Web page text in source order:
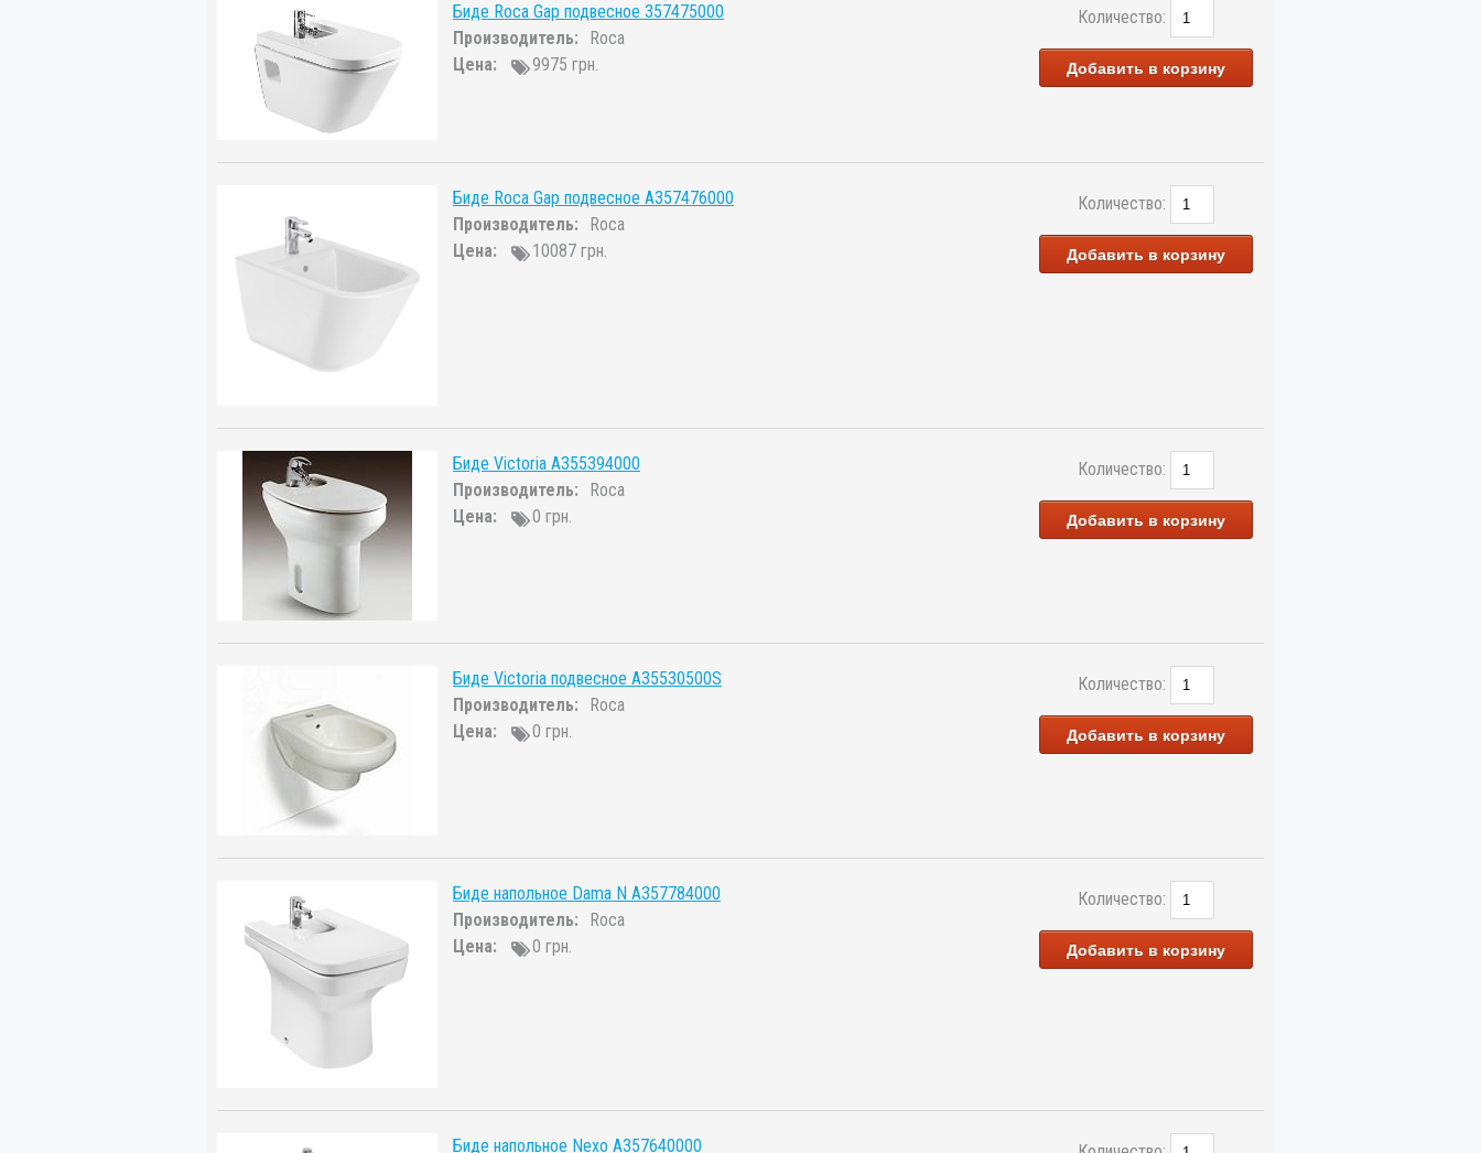
Биде Roca Gap подвесное 357475000
Производитель:
Roca
Цена:
9975 грн.
Количество:
Добавить в корзину
Биде Roca Gap подвесное A357476000
Производитель:
Roca
Цена:
10087 грн.
Количество:
Добавить в корзину
Биде Victoria A355394000
Производитель:
Roca
Цена:
0 грн.
Количество:
Добавить в корзину
Биде Victoria подвесное A35530500S
Производитель:
Roca
Цена:
0 грн.
Количество:
Добавить в корзину
Биде напольное Dama N A357784000
Производитель:
Roca
Цена:
0 грн.
Количество:
Добавить в корзину
Биде напольное Nexo A357640000